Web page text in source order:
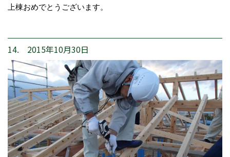
上棟おめでとうございます。
14. 2015年10月30日